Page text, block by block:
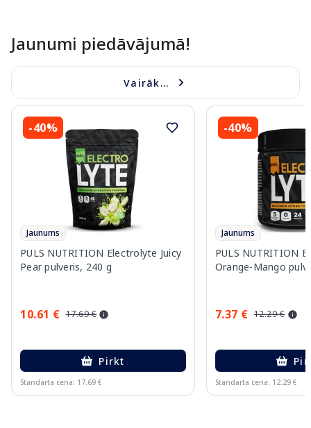
Jaunumi piedāvājumā!
Vairāk...
-40%
Jaunums
PULS NUTRITION Electrolyte Juicy
Pear pulveris, 240 g
10.61 € 17.69 €
Pirkt
Standarta cena: 17.69 €
-40%
Jaunums
PULS NUTRITION
Orange-Mango
7.37 € 12.29 €
Standarta cena: 12.29 €